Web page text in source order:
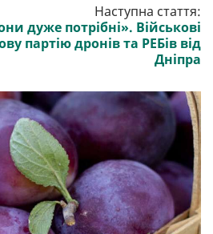
Наступна стаття:
дуже потрібні». Військові
партію дронів та РЕБів від
Дніпра